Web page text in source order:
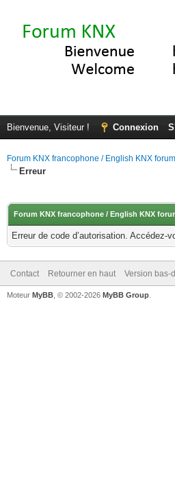
Bienvenue, Visiteur ! Connexion
Forum KNX francophone / English KNX forum
Erreur
Forum KNX francophone / English KNX
Erreur de code d’autorisation.
Contact Retourner en haut Version bas-
Moteur MyBB , © 2002-2026 MyBB Group